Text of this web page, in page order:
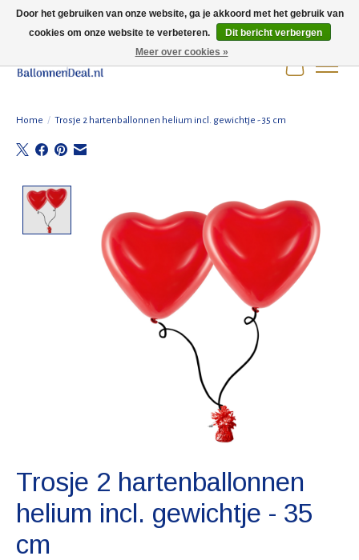
Wij zijn gesloten t/m 3 augustus i.v.m. de zomervakantie.
Home / Trosje 2 hartenballonnen helium incl. gewichtje - 35 cm
Trosje 2 hartenballonnen
helium incl. gewichtje - 35
cm
Door het gebruiken van onze website, ga je akkoord met het gebruik van
cookies om onze website te verbeteren.
Dit bericht verbergen
Meer over cookies »